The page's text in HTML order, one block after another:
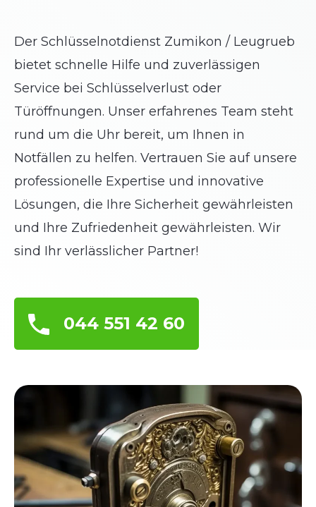
Der Schlüsselnotdienst Zumikon / Leugrueb
bietet schnelle Hilfe und zuverlässigen
Service bei Schlüsselverlust oder
Türöffnungen. Unser erfahrenes Team steht
rund um die Uhr bereit, um Ihnen in
Notfällen zu helfen. Vertrauen Sie auf unsere
professionelle Expertise und innovative
Lösungen, die Ihre Sicherheit gewährleisten
und Ihre Zufriedenheit gewährleisten. Wir
sind Ihr verlässlicher Partner!
044 551 42 60